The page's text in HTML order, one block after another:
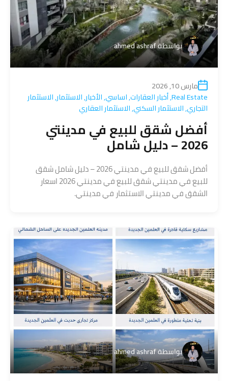
بواسطةahmed ashraf
مارس 10, 2026
Real Estate
,أخبار العقارات,اساسي,الأخبار,الاستثمار,الاستثمار
التجاري,الاستثمار السكني,الاستثمار العقاري
أفضل شقق للبيع في مدينتي
2026 – دليل شامل
أفضل شقق للبيع في مدينتي 2026 – دليل شامل شقق
للبيع في مدينتي شقق للبيع في مدينتي 2026 اسعار
الشقق في مدينتي الاستثمار في مدينتي.
بواسطةahmed ashraf